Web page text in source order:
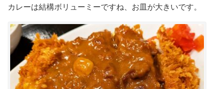
カレーは結構ボリューミーですね、お皿が大きいです。